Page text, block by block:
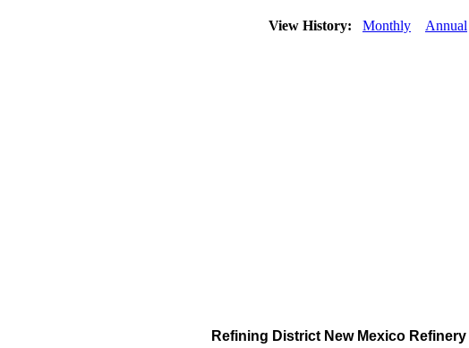
View History: Monthly Annual
Refining District New Mexico